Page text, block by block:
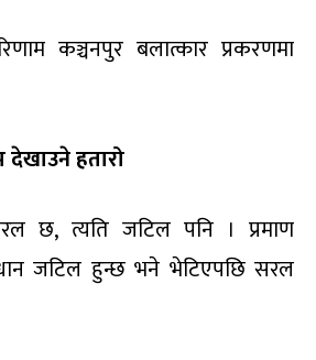
कञ्चनपुर बलात्कार प्रकरणमा
देखाउने हतारो
छ, त्यति जटिल पनि । प्रमाण
जटिल हुन्छ भने भेटिएपछि सरल